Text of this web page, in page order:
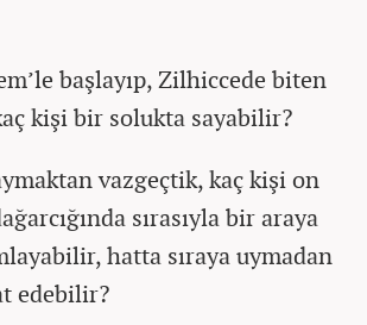
başlayıp, Zilhiccede biten
kişi bir solukta sayabilir?
vazgeçtik, kaç kişi on
sırasıyla bir araya
hatta sıraya uymadan
edebilir?